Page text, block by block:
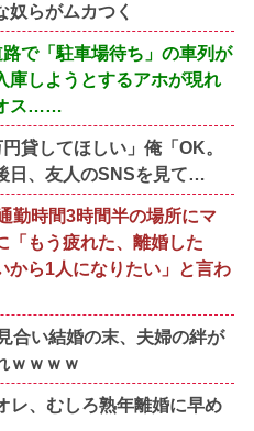
奴らがムカつく
路で「駐車場待ち」の車列が
庫しようとするアホが現れ
ス……
貸してほしい」俺「OK。
日、友人のSNSを見て…
勤時間3時間半の場所にマ
「もう疲れた、離婚した
から1人になりたい」と言わ
合い結婚の末、夫婦の絆が
ｗｗｗｗ
レ、むしろ熟年離婚に早め